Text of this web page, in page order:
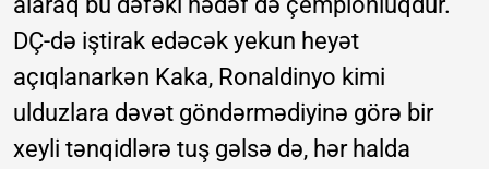
DÇ-də iştirak edəcək yekun heyət
açıqlanarkən Kaka, Ronaldinyo kimi
ulduzlara dəvət göndərmədiyinə görə bir
xeyli tənqidlərə tuş gəlsə də, hər halda